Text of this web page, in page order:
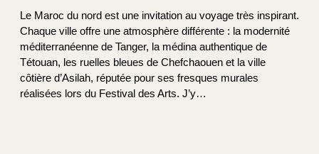
Le Maroc du nord est une invitation au voyage très inspirant.
Chaque ville offre une atmosphère différente : la modernité
méditerranéenne de Tanger, la médina authentique de
Tétouan, les ruelles bleues de Chefchaouen et la ville
côtière d’Asilah, réputée pour ses fresques murales
réalisées lors du Festival des Arts. J’y…